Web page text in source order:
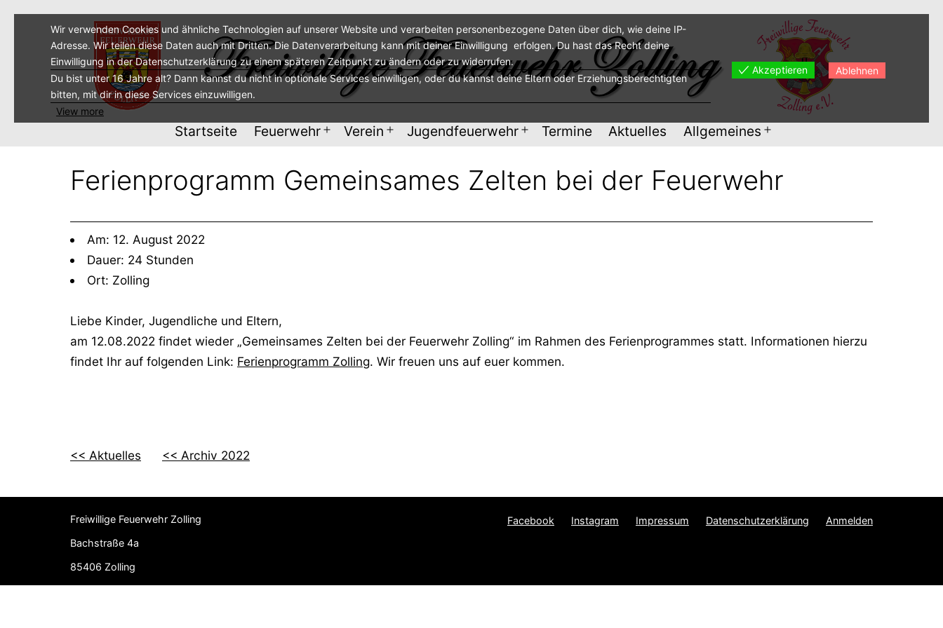
Startseite Feuerwehr MenüVerein MenüJugendfeuerwehr MenüTermine Aktuelles Allgemeines Menü
Ferienprogramm Gemeinsames Zelten bei der Feuerwehr
Am: 12. August 2022
Dauer: 24 Stunden
Ort: Zolling
Liebe Kinder, Jugendliche und Eltern,
am 12.08.2022 findet wieder „Gemeinsames Zelten bei der Feuerwehr Zolling“ im Rahmen des Ferienprogrammes statt. Informationen hierzu
findet Ihr auf folgenden Link: Ferienprogramm Zolling. Wir freuen uns auf euer kommen.
<< Aktuelles << Archiv 2022
Freiwillige Feuerwehr Zolling
Bachstraße 4a
85406 Zolling
Facebook Instagram Impressum Datenschutzerklärung Anmelden
Wir verwenden Cookies und ähnliche Technologien auf unserer Website und verarbeiten personenbezogene Daten über dich, wie deine IP-
Adresse. Wir teilen diese Daten auch mit Dritten. Die Datenverarbeitung kann mit deiner Einwilligung erfolgen. Du hast das Recht deine
Einwilligung in der Datenschutzerklärung zu einem späteren Zeitpunkt zu ändern oder zu widerrufen.
Du bist unter 16 Jahre alt? Dann kannst du nicht in optionale Services einwilligen, oder du kannst deine Eltern oder Erziehungsberechtigten
bitten, mit dir in diese Services einzuwilligen.
View more
Akzeptieren Ablehnen